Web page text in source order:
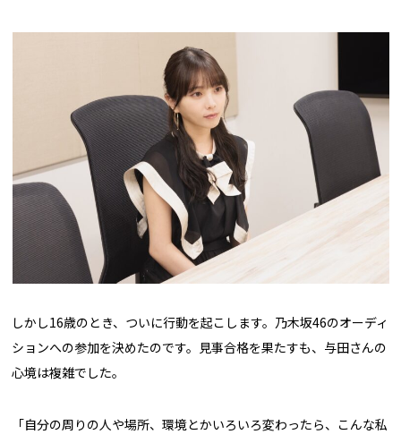
しかし16歳のとき、ついに行動を起こします。乃木坂46のオーディ
ションへの参加を決めたのです。見事合格を果たすも、与田さんの
心境は複雑でした。
「自分の周りの人や場所、環境とかいろいろ変わったら、こんな私